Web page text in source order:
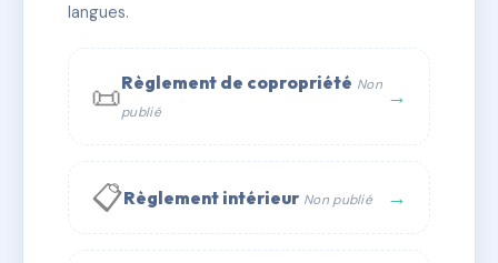
📞 Contacter Syndic Digital 💬 WhatsApp
✉ Email
langues.
📜Règlement de copropriété Non
publié
→
📋Règlement intérieur Non publié →